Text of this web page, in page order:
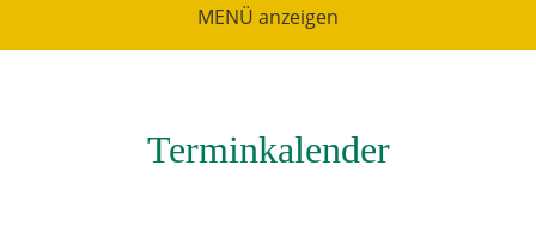
MENÜ
Terminkalender